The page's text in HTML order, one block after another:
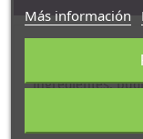
Permite una
ingredientes,
proteínas o en el
Más información